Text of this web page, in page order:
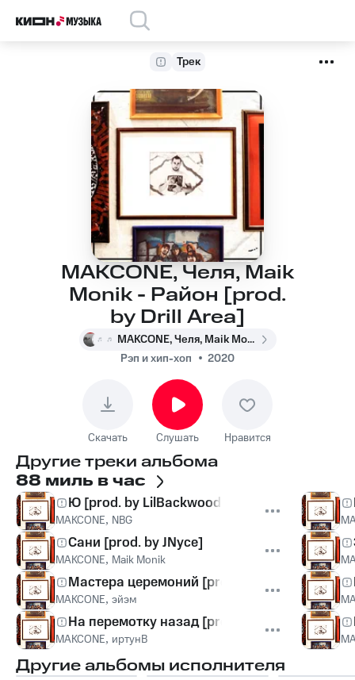
Трек
MAKCONE, Челя, Maik
Monik - Район [prod.
by Drill Area]
MAKCONE, Челя, Maik Monik
Рэп и хип-хоп
2020
Скачать Слушать Нравится
Другие треки альбома
88 миль в час
Ю [prod. by LilBackwoods]
MAKCONE, NBG
Сани [prod. by JNyce]
MAKCONE, Maik Monik
Мастера церемоний [prod. by wide eye]
MAKCONE, эйэм
На перемотку назад [prod. by ЛёшаЮжный]
MAKCONE, иртунВ
Другие альбомы исполнителя